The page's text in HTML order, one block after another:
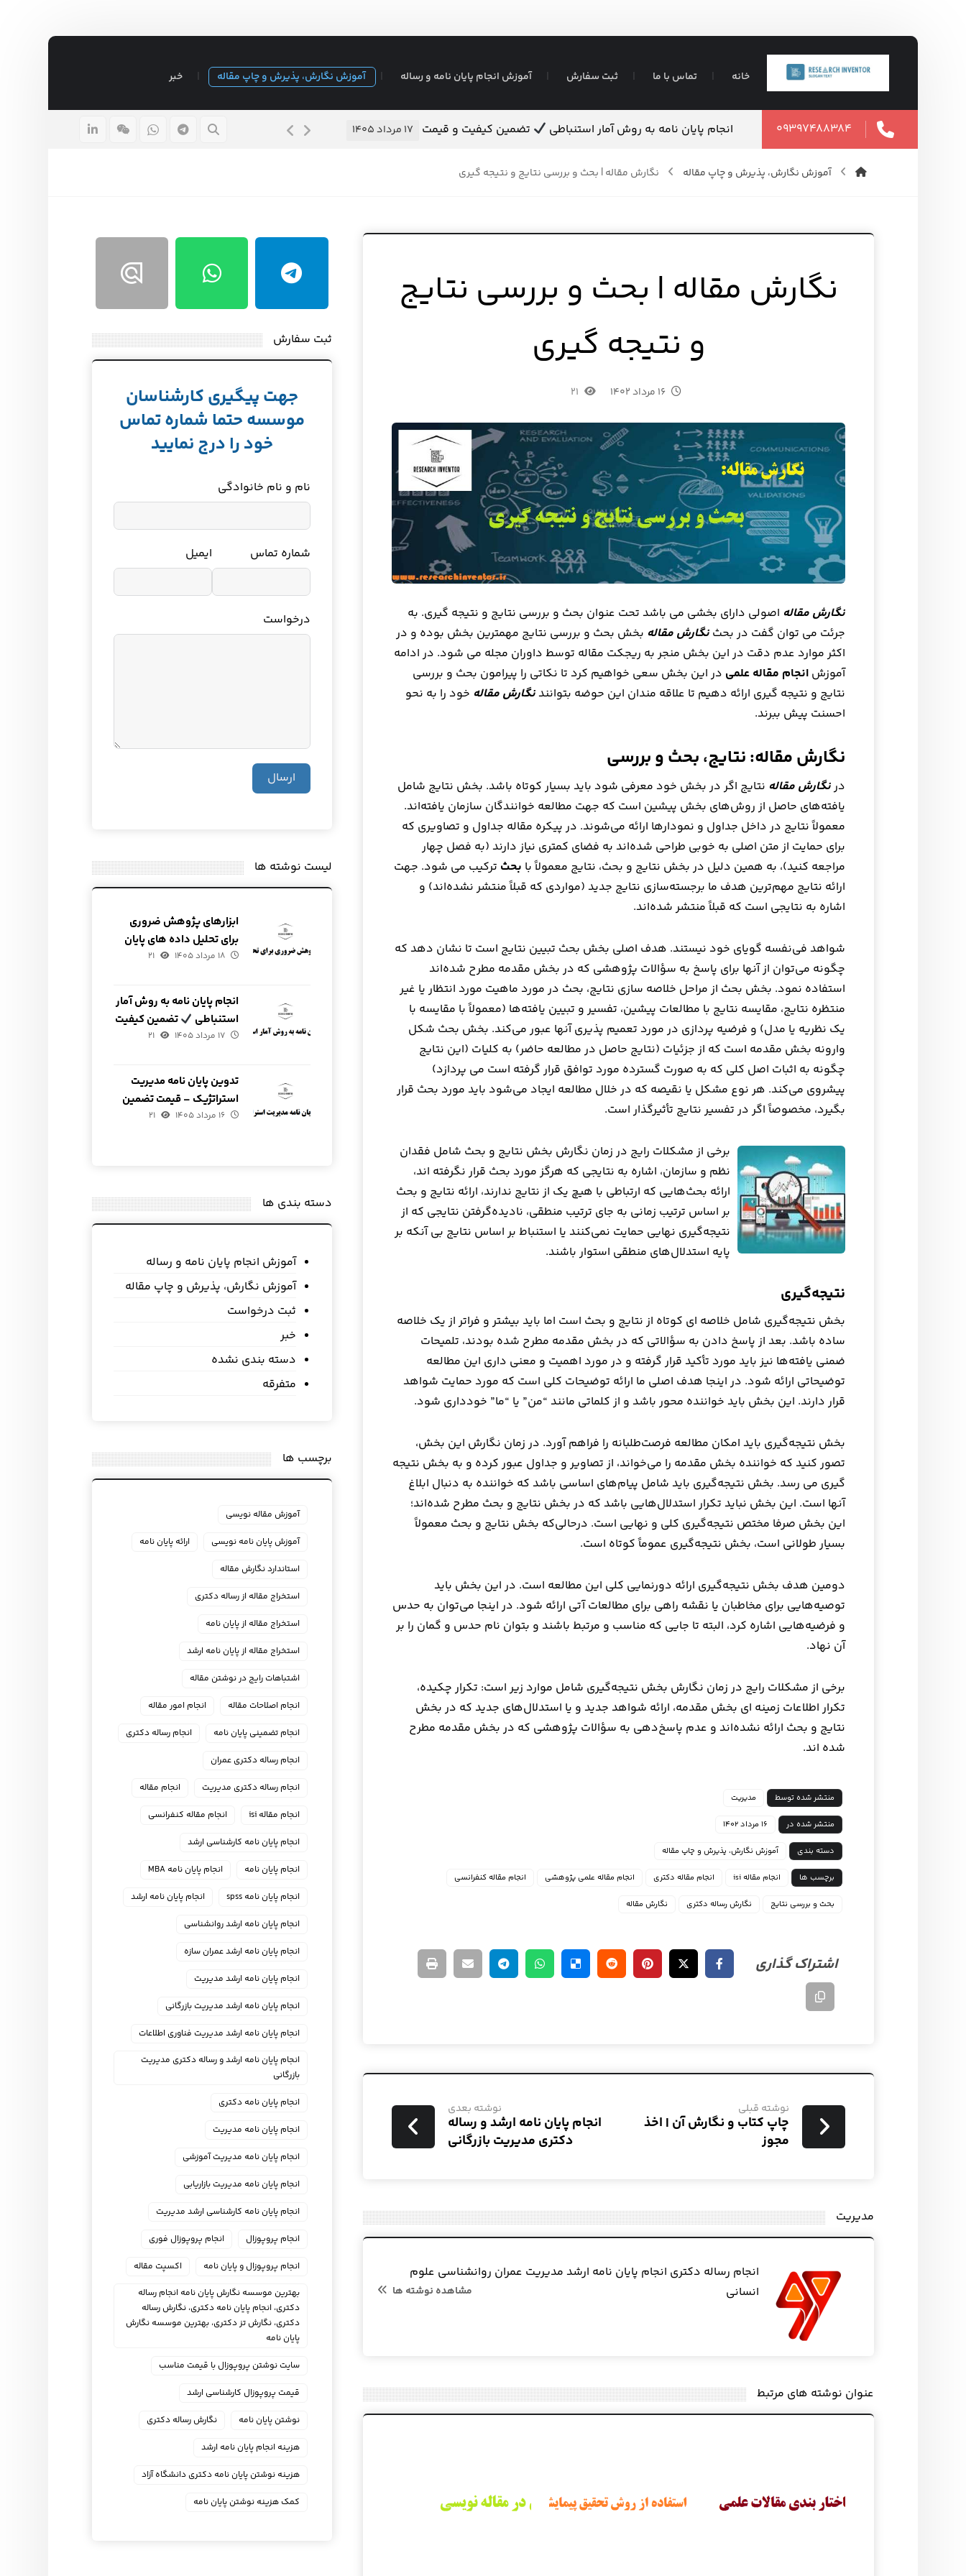
خانه تماس با ما ثبت سفارش آموزش انجام پایان نامه و رساله آموزش نگارش، پذیرش و چاپ مقاله خبر
۰۹۳۹۷۴۸۸۳۸۴ ابزارهای پژوهش ضروری برای تحلیل داده های پایان نامه ♘ انجام پایان نامه به روش آمار استنباطی تضمین کیفیت و قیمت ۱۷ مرداد ۱۴۰۵ ۱۶ مرداد ۱۴۰۵
آموزش نگارش، پذیرش و چاپ مقاله نگارش مقاله | بحث و بررسی نتایج و نتیجه گیری
نگارش مقاله | بحث و بررسی نتایج
و نتیجه گیری
۱۶ مرداد ۱۴۰۲ ۲۱
نگارش مقاله اصولی دارای بخشی می باشد تحت عنوان بحث و بررسی نتایج و نتیجه گیری. به
جرئت می توان گفت در بحث نگارش مقاله بخش بحث و بررسی نتایج مهمترین بخش بوده و در
اکثر موارد عدم دقت در این بخش منجر به ریجکت مقاله توسط داوران مجله می شود. در ادامه
آموزش انجام مقاله علمی در این بخش سعی خواهیم کرد تا نکاتی را پیرامون بحث و بررسی
نتایج و نتیجه گیری ارائه دهیم تا علاقه مندان این حوضه بتوانندنگارش مقاله خود را به نحو
احسنت پیش ببرند.
نگارش مقاله: نتایج، بحث و بررسی
درنگارش مقاله نتایج اگر در بخش خود معرفی شود باید بسیار کوتاه باشد. بخش نتایج شامل
یافته‌های حاصل از روش‌های بخش پیشین است که جهت مطالعه خوانندگان سازمان یافته‌اند.
معمولاً نتایج در داخل جداول و نمودارها ارائه می‌شوند. در پیکره مقاله جداول و تصاویری که
برای حمایت از متن اصلی به خوبی طراحی شده‌اند به فضای کمتری نیاز دارند (به فصل چهار
مراجعه کنید)، به همین دلیل در بخش نتایج و بحث، نتایج معمولاً با بحث ترکیب می شود. جهت
ارائه نتایج مهم‌ترین هدف ما برجسته‌سازی نتایج جدید (مواردی که قبلاً منتشر نشده‌اند) و
اشاره به نتایجی است که قبلاً منتشر شده‌اند.
شواهد فی‌نفسه گویای خود نیستند. هدف اصلی بخش بحث تبیین نتایج است تا نشان دهد که
چگونه می‌توان از آنها برای پاسخ به سؤالات پژوهشی که در بخش مقدمه مطرح شده‌اند
استفاده نمود. بخش بحث از مراحل خلاصه سازی نتایج، بحث در مورد ماهیت مورد انتظار یا غیر
منتظره نتایج، مقایسه نتایج با مطالعات پیشین، تفسیر و تبیین یافته‌ها (معمولاً با مقایسه با
یک نظریه یا مدل) و فرضیه پردازی در مورد تعمیم پذیری آنها عبور می‌کند. بخش بحث شکل
وارونه بخش مقدمه است که از جزئیات (نتایج حاصل در مطالعه حاضر) به کلیات (این نتایج
چگونه به اثبات اصل کلی که به صورت گسترده مورد توافق قرار گرفته است می پردازد)
پیشروی می‌کند. هر نوع مشکل یا نقیصه که در خلال مطالعه ایجاد می‌شود باید مورد بحث قرار
بگیرد، مخصوصاً اگر در تفسیر نتایج تأثیرگذار است.
برخی از مشکلات رایج در زمان نگارش بخش نتایج و بحث شامل فقدان
نظم و سازمان، اشاره به نتایجی که هرگز مورد بحث قرار نگرفته اند،
ارائه بحث‌هایی که ارتباطی با هیچ یک از نتایج ندارند، ارائه نتایج و بحث
بر اساس ترتیب زمانی به جای ترتیب منطقی، نادیده‌گرفتن نتایجی که از
نتیجه‌گیری نهایی حمایت نمی‌کنند یا استنباط بر اساس نتایج بی آنکه بر
پایه استدلال‌های منطقی استوار باشند.
نتیجه‌گیری
بخش نتیجه‌گیری شامل خلاصه ای کوتاه از نتایج و بحث است اما باید بیشتر و فراتر از یک خلاصه
ساده باشد. بعد از پاسخ دادن به سؤالاتی که در بخش مقدمه مطرح شده بودند، تلمیحات
ضمنی یافته‌ها نیز باید مورد تأکید قرار گرفته و در مورد اهمیت و معنی داری این مطالعه
توضیحاتی ارائه شود. در اینجا هدف اصلی ما ارائه توضیحات کلی است که مورد حمایت شواهد
قرار دارند. این بخش باید خواننده محور باشد و از کلماتی مانند “من” یا “ما” خودداری شود.
بخش نتیجه‌گیری باید امکان مطالعه فرصت‌طلبانه را فراهم آورد. در زمان نگارش این بخش،
تصور کنید که خواننده بخش مقدمه را می‌خواند، از تصاویر و جداول عبور کرده و به بخش نتیجه
گیری می رسد. بخش نتیجه‌گیری باید شامل پیام‌های اساسی باشد که خواننده به دنبال ابلاغ
آنها است. این بخش نباید تکرار استدلال‌هایی باشد که در بخش نتایج و بحث مطرح شده‌اند؛
این بخش صرفا مختص نتیجه‌گیری کلی و نهایی است. درحالی‌که بخش نتایج و بحث معمولاً
بسیار طولانی است، بخش نتیجه‌گیری عموماً کوتاه است.
دومین هدف بخش نتیجه‌گیری ارائه دورنمایی کلی این مطالعه است. در این بخش باید
توصیه‌هایی برای مخاطبان یا نقشه راهی برای مطالعات آتی ارائه شود. در اینجا می‌توان به حدس
و فرضیه‌هایی اشاره کرد، البته تا جایی که مناسب و مرتبط باشند و بتوان نام حدس و گمان را بر
آن نهاد.
برخی از مشکلات رایج در زمان نگارش بخش نتیجه‌گیری شامل موارد زیر است: تکرار چکیده،
تکرار اطلاعات زمینه ای بخش مقدمه، ارائه شواهد جدید و یا استدلال‌های جدید که در بخش
نتایج و بحث ارائه نشده‌اند و عدم پاسخ‌دهی به سؤالات پژوهشی که در بخش مقدمه مطرح
شده اند.
منتشر شده توسط مدیریت
منتشر شده در ۱۶ مرداد ۱۴۰۲
دسته بندی آموزش نگارش، پذیرش و چاپ مقاله
برچسب ها انجام مقاله isi انجام مقاله دکتری انجام مقاله علمی پژوهشی انجام مقاله کنفرانسی
بحث و بررسی نتایج نگارش رساله دکتری نگارش مقاله
نوشته قبلی
چاپ کتاب و نگارش آن | اخذ
مجوز
نوشته بعدی
انجام پایان نامه ارشد و رساله
دکتری مدیریت بازرگانی
مدیریت
مشاهده نوشته ها
انجام رساله دکتری انجام پایان نامه ارشد مدیریت عمران روانشناسی علوم
انسانی
عنوان ‫نوشته های مرتبط
ثبت سفارش
جهت پیگیری کارشناسان
موسسه حتما شماره تماس
خود را درج نمایید
نام و نام خانوادگی
شماره تماس ایمیل
درخواست
ارسال
لیست نوشته ها
ابزارهای پژوهش ضروری
برای تحلیل داده های پایان
نامه ♘
۱۸ مرداد ۱۴۰۵ ۲۱
انجام پایان نامه به روش آمار
استنباطی
تضمین کیفیت
و قیمت
۱۷ مرداد ۱۴۰۵ ۲۱
تدوین پایان نامه مدیریت
استراتژیک – قیمت تضمین
شده
۱۶ مرداد ۱۴۰۵ ۲۱
دسته بندی ها
آموزش انجام پایان نامه و رساله
آموزش نگارش، پذیرش و چاپ مقاله
ثبت درخواست
خبر
دسته بندی نشده
متفرقه
برچسب ها
آموزش مقاله نویسی
آموزش پایان نامه نویسی
ارائه پایان نامه
استاندارد نگارش مقاله
استخراج مقاله از رساله دکتری
استخراج مقاله از پایان نامه
استخراج مقاله از پایان نامه ارشد
اشتباهات رایج در نوشتن مقاله
انجام اصلاحات مقاله
انجام امور مقاله
انجام تضمینی پایان نامه
انجام رساله دکتری
انجام رساله دکتری عمران
انجام رساله دکتری مدیریت
انجام مقاله
انجام مقاله isi
انجام مقاله کنفرانسی
انجام پايان نامه كارشناسي ارشد
انجام پایان نامه
انجام پایان نامه MBA
انجام پایان نامه spss
انجام پایان نامه ارشد
انجام پایان نامه ارشد روانشناسی
انجام پایان نامه ارشد عمران سازه
انجام پایان نامه ارشد مدیریت
انجام پایان نامه ارشد مدیریت بازرگانی
انجام پایان نامه ارشد مدیریت فناوری اطلاعات
انجام پایان نامه ارشد و رساله دکتری مدیریت
بازرگانی
انجام پایان نامه دکتری
انجام پایان نامه مدیریت
انجام پایان نامه مدیریت آموزشی
انجام پایان نامه مدیریت بازاریابی
انجام پایان نامه کارشناسی ارشد مدیریت
انجام پروپوزال
انجام پروپوزال فوری
انجام پروپوزال و پایان نامه
اکسپت مقاله
بهترین موسسه نگارش پایان نامه انجام رساله
دکتری، انجام پایان نامه دکتری، نگارش رساله
دکتری، نگارش تز دکتری، بهترین موسسه نگارش
پایان نامه
سایت نوشتن پروپوزال با قیمت مناسب
قیمت پروپوزال کارشناسی ارشد
نوشتن پایان نامه
نگارش رساله دکتری
هزینه انجام پایان نامه ارشد
هزینه نوشتن پایان نامه دکتری دانشگاه آزاد
کمک هزینه نوشتن پایان نامه